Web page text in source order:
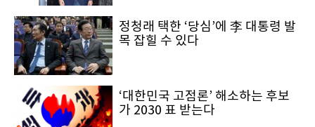
정청래 택한 ‘당심’에 李 대통령 발
목 잡힐 수 있다
‘대한민국 고점론’ 해소하는 후보
가 2030 표 받는다